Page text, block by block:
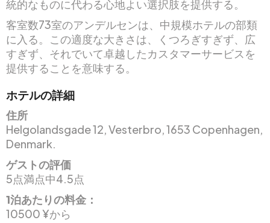
統的なものに代わる心地よい選択肢を提供する。
客室数73室のアンデルセンは、中規模ホテルの部類
に入る。この適度な大きさは、くつろぎすぎず、広
すぎず、それでいて卓越したカスタマーサービスを
提供することを意味する。
ホテルの詳細
住所
Helgolandsgade 12, Vesterbro, 1653 Copenhagen,
Denmark.
ゲストの評価
5点満点中4.5点
1泊あたりの料金：
10500 ¥から